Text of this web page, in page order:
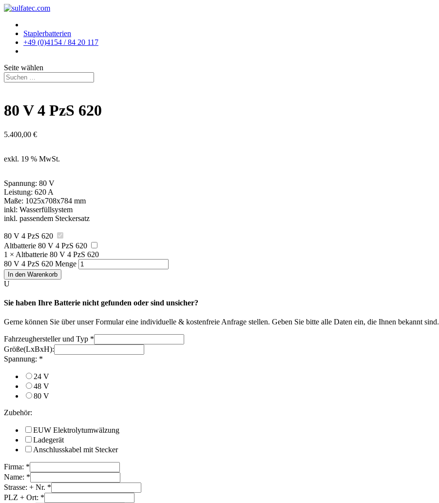
Staplerbatterien
+49 (0)4154 / 84 20 117
Seite wählen
80 V 4 PzS 620
5.400,00 €
exkl. 19 % MwSt.
Spannung: 80 V
Leistung: 620 A
Maße: 1025x708x784 mm
inkl: Wasserfüllsystem
inkl. passendem Steckersatz
80 V 4 PzS 620
Altbatterie 80 V 4 PzS 620
1 × Altbatterie 80 V 4 PzS 620
80 V 4 PzS 620 Menge
In den Warenkorb
U
Sie haben Ihre Batterie nicht gefunden oder sind unsicher?
Gerne können Sie über unser Formular eine individuelle & kostenfreie Anfrage stellen. Geben Sie bitte alle Daten ein, die Ihnen bekannt sind.
Fahrzeughersteller und Typ *
Größe(LxBxH):
Spannung: *
24 V
48 V
80 V
Zubehör:
EUW Elektrolytumwälzung
Ladegerät
Anschlusskabel mit Stecker
Firma: *
Name: *
Strasse: + Nr. *
PLZ + Ort: *